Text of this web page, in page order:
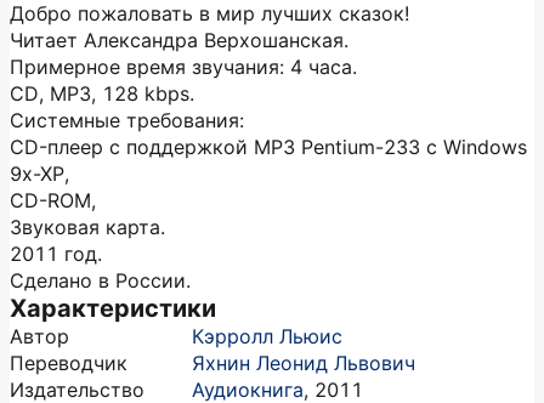
Добро пожаловать в мир лучших сказок!
Читает Александра Верхошанская.
Примерное время звучания: 4 часа.
CD, MP3, 128 kbps.
Системные требования:
CD-плеер с поддержкой MP3 Pentium-233 с Windows
9x-XP,
CD-ROM,
Звуковая карта.
2011 год.
Сделано в России.
Характеристики
Автор
Кэрролл Льюис
Переводчик
Яхнин Леонид Львович
Издательство
Аудиокнига, 2011